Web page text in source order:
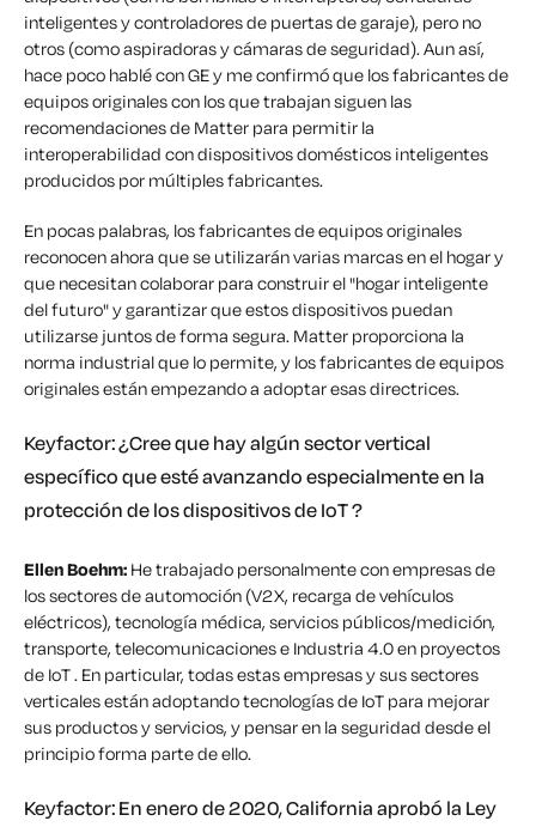
inteligentes y controladores de puertas de garaje), pero no
otros (como aspiradoras y cámaras de seguridad). Aun así,
hace poco hablé con GE y me confirmó que los fabricantes de
equipos originales con los que trabajan siguen las
recomendaciones de Matter para permitir la
interoperabilidad con dispositivos domésticos inteligentes
producidos por múltiples fabricantes.
En pocas palabras, los fabricantes de equipos originales
reconocen ahora que se utilizarán varias marcas en el hogar y
que necesitan colaborar para construir el "hogar inteligente
del futuro" y garantizar que estos dispositivos puedan
utilizarse juntos de forma segura. Matter proporciona la
norma industrial que lo permite, y los fabricantes de equipos
originales están empezando a adoptar esas directrices.
Keyfactor: ¿Cree que hay algún sector vertical
específico que esté avanzando especialmente en la
protección de los dispositivos de IoT ?
Ellen Boehm: He trabajado personalmente con empresas de
los sectores de automoción (V2X, recarga de vehículos
eléctricos), tecnología médica, servicios públicos/medición,
transporte, telecomunicaciones e Industria 4.0 en proyectos
de IoT . En particular, todas estas empresas y sus sectores
verticales están adoptando tecnologías de IoT para mejorar
sus productos y servicios, y pensar en la seguridad desde el
principio forma parte de ello.
Keyfactor: En enero de 2020, California aprobó la Ley